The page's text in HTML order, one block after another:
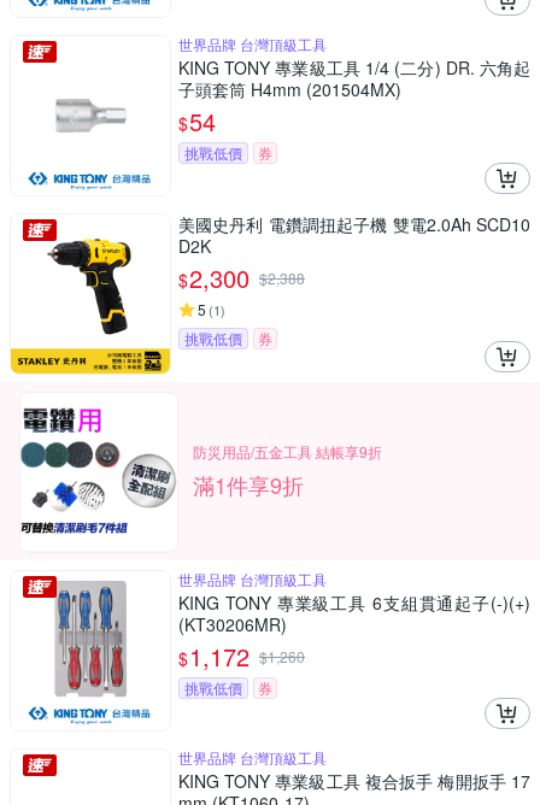
世界品牌 台灣頂級工具
KING TONY 專業級工具 1/4 (二分) DR. 六角起
子頭套筒 H4mm (201504MX)
$54
挑戰低價 券
美國史丹利 電鑽調扭起子機 雙電2.0Ah SCD10
D2K
$2,300 $2,388
5 (1)
挑戰低價 券
防災用品/五金工具 結帳享9折
滿1件享9折
世界品牌 台灣頂級工具
KING TONY 專業級工具 6支組貫通起子(-)(+)
(KT30206MR)
$1,172 $1,260
挑戰低價
券
世界品牌 台灣頂級工具
KING TONY 專業級工具 複合扳手 梅開扳手 17